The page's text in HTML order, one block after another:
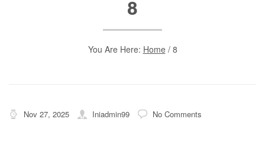
8
You Are Here: Home/ 8
Nov 27, 2025 Iniadmin99 No Comments